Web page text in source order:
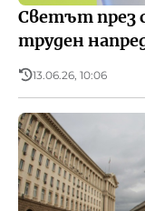
Светът през
труден
13.06.26, 10:06